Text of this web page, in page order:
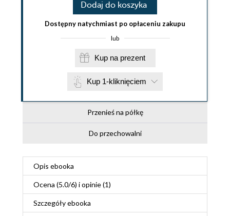
Dodaj do koszyka
Dostępny natychmiast po opłaceniu zakupu
lub
Kup na prezent
Kup 1-kliknięciem
Przenieś na półkę
Do przechowalni
Opis ebooka
Ocena (5.0/6) i opinie (1)
Szczegółyebooka